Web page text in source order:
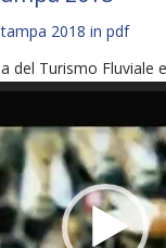
2018 in pdf
del Turismo Fluviale